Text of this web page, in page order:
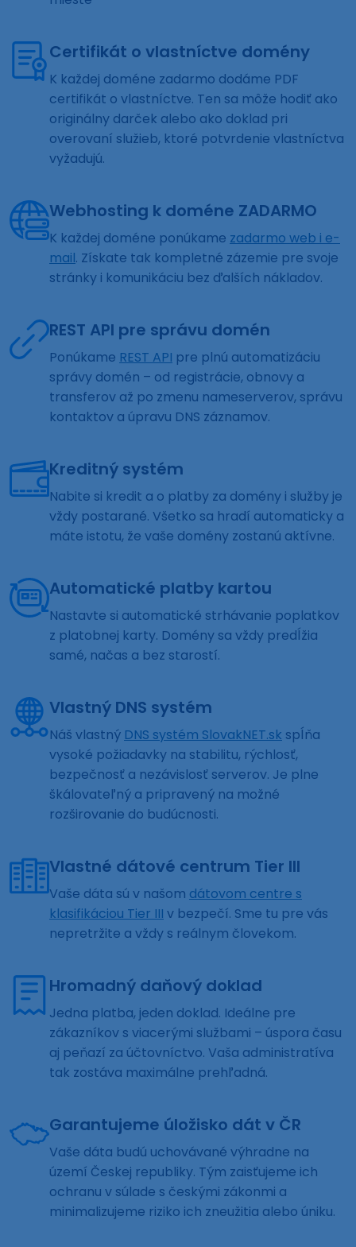
Certifikát o vlastníctve domény
K každej doméne zadarmo dodáme PDF
certifikát o vlastníctve. Ten sa môže hodiť ako
originálny darček alebo ako doklad pri
overovaní služieb, ktoré potvrdenie vlastníctva
vyžadujú.
Webhosting k doméne ZADARMO
K každej doméne ponúkame zadarmo web i e-
mail. Získate tak kompletné zázemie pre svoje
stránky i komunikáciu bez ďalších nákladov.
REST API pre správu domén
Ponúkame REST API pre plnú automatizáciu
správy domén – od registrácie, obnovy a
transferov až po zmenu nameserverov, správu
kontaktov a úpravu DNS záznamov.
Kreditný systém
Nabite si kredit a o platby za domény i služby je
vždy postarané. Všetko sa hradí automaticky a
máte istotu, že vaše domény zostanú aktívne.
Automatické platby kartou
Nastavte si automatické strhávanie poplatkov
z platobnej karty. Domény sa vždy predĺžia
samé, načas a bez starostí.
Vlastný DNS systém
Náš vlastný DNS systém SlovakNET.sk spĺňa
vysoké požiadavky na stabilitu, rýchlosť,
bezpečnosť a nezávislosť serverov. Je plne
škálovateľný a pripravený na možné
rozširovanie do budúcnosti.
Vlastné dátové centrum Tier III
Vaše dáta sú v našom dátovom centre s
klasifikáciou Tier III v bezpečí. Sme tu pre vás
nepretržite a vždy s reálnym človekom.
Hromadný daňový doklad
Jedna platba, jeden doklad. Ideálne pre
zákazníkov s viacerými službami – úspora času
aj peňazí za účtovníctvo. Vaša administratíva
tak zostáva maximálne prehľadná.
Garantujeme úložisko dát v ČR
Vaše dáta budú uchovávané výhradne na
území Českej republiky. Tým zaisťujeme ich
ochranu v súlade s českými zákonmi a
minimalizujeme riziko ich zneužitia alebo úniku.